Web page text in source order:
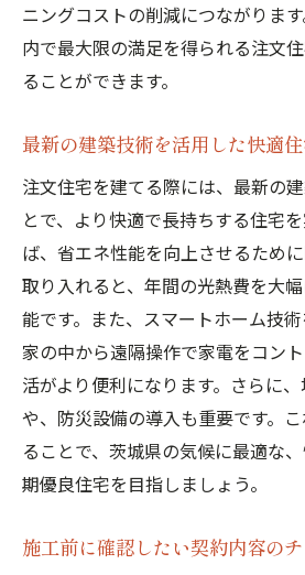
ニングコストの削減につながりま
内で最大限の満足を得られる注文
ることができます。
最新の建築技術を活用した快適
注文住宅を建てる際には、最新の
とで、より快適で長持ちする住宅
ば、省エネ性能を向上させるため
取り入れると、年間の光熱費を大
能です。また、スマートホーム技術
家の中から遠隔操作で家電をコン
活がより便利になります。さらに
や、防災設備の導入も重要です。
ることで、茨城県の気候に最適な
期優良住宅を目指しましょう。
施工前に確認したい契約内容の